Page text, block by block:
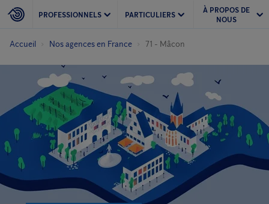
PROFESSIONNELS PARTICULIERS
À PROPOS DE
NOUS
Accueil Nos agences en France 71 - Mâcon